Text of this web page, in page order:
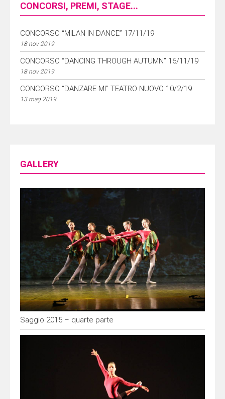
CONCORSI, PREMI, STAGE...
CONCORSO “MILAN IN DANCE” 17/11/19
18 nov 2019
CONCORSO “DANCING THROUGH AUTUMN” 16/11/19
18 nov 2019
CONCORSO “DANZARE MI” TEATRO NUOVO 10/2/19
13 mag 2019
GALLERY
Saggio 2015 – quarte parte